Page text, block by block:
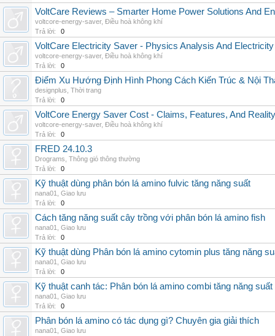
VoltCare Reviews – Smarter Home Power Solutions And
voltcore-energy-saver, Điều hoà không khí
Trả lời:
0
VoltCare Electricity Saver - Physics Analysis And
voltcore-energy-saver, Điều hoà không khí
Trả lời:
0
Điểm Xu Hướng Định Hình Phong Cách Kiến Trúc & Nội
designplus Thời trang
Trả lời:
0
VoltCore Energy Saver Cost - Claims, Features, And
voltcore-energy-saver, Điều hoà không khí
Trả lời:
0
FRED 24.10.3
Drograms Thông gió thông thường
Trả lời:
0
Kỹ thuật dùng phân bón lá amino fulvic tăng năng suất
nana01
Giao lưu
Trả lời:
0
Cách tăng năng suất cây trồng với phân bón lá amino fish
nana01
Giao lưu
Trả lời:
0
Kỹ thuật dùng Phân bón lá amino cytomin plus tăng năng
nana01
Giao lưu
Trả lời:
0
Kỹ thuật canh tác: Phân bón lá amino combi tăng năng suất
nana01
Giao lưu
Trả lời:
0
Phân bón lá amino có tác dụng gì? Chuyên gia giải thích
nana01
Giao lưu